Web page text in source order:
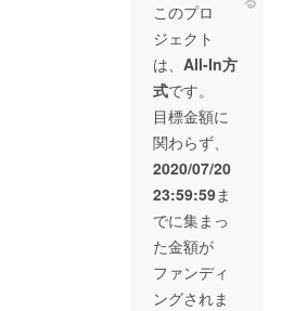
て持ち
帰り 場
所はお
店で、
交通費
滞在費
は自己
負担で
お願い
しま
す。 基
本は定
休日の
水曜日
※他の曜
日も要
相談 日
程は個
このプロ
ジェクト
は、 All-In方
式です。
目標金額に
関わらず、
2020/07/20
23:59:59ま
でに集まっ
た金額が
ファンディ
ングされま